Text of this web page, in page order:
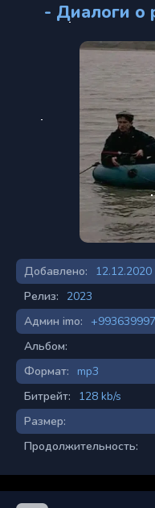
- Диалоги о
Добавлено:
12.12.2020
Релиз:
2023
Админ imo:
Альбом:
Формат:
mp3
Битрейт:
128 kb/s
Размер:
Продолжительность: